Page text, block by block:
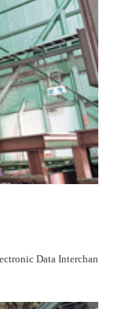
Data Interchan